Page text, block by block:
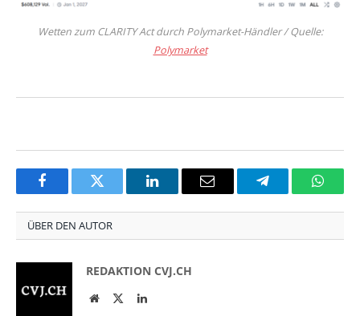
Wetten zum CLARITY Act durch Polymarket-Händler / Quelle:
Polymarket
FacebookTwitter LinkedInEmail Telegram
ÜBER DEN AUTOR
REDAKTION CVJ.CH
WebsiteTwitterLinkedIn